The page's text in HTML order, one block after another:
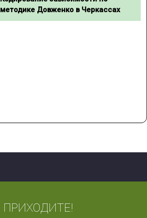
методике Довженко в Черкассах
ПРИХОДИТЕ!